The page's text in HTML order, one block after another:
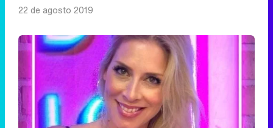
22 de agosto 2019